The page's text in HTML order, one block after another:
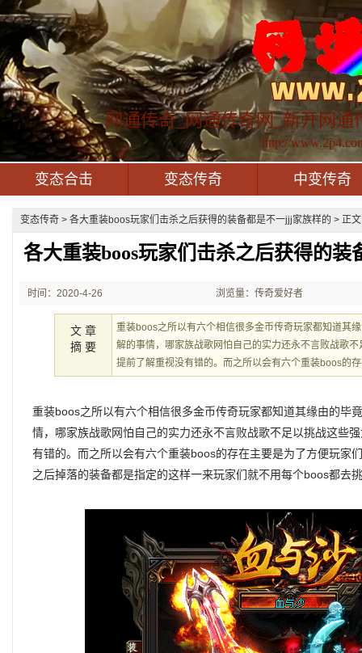
网通传奇_网通传奇网_新开网通
http://
变态合击 变态传奇 中变传奇
变态传奇 > 各大重装boos玩家们击杀之后获得的装备都是不一jjj家族样的 > 正文
各大重装boos玩家们击杀之后获得的
时间：2020-4-26
22:48:16
浏览量：传奇爱好者
文 章
摘 要
重装boos之所以有六个相信很多金币传奇玩家都知道其
解的事情，哪家族战歌网怕自己的实力还永不言败战歌
提前了解重视没有错的。而之所以会有六个重装boos的
重装boos之所以有六个相信很多金币传奇玩家都知道其缘由的毕
情，哪家族战歌网怕自己的实力还永不言败战歌不足以挑战这些
有错的。而之所以会有六个重装boos的存在主要是为了方便玩家
之后掉落的装备都是指定的这样一来玩家们就不用每个boos都去